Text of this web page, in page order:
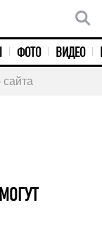
ФОТО ВИДЕО